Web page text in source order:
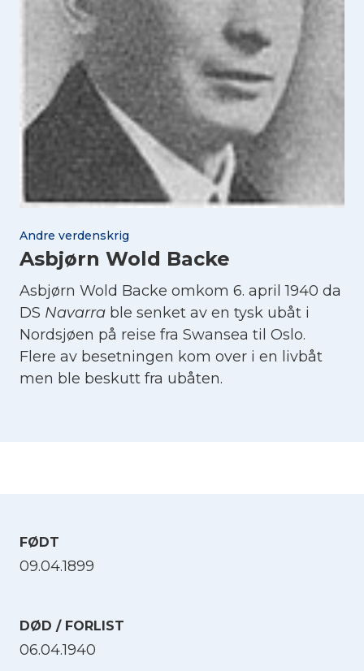
Andre verdenskrig
Asbjørn Wold Backe
Asbjørn Wold Backe omkom 6. april 1940 da
DS Navarra ble senket av en tysk ubåt i
Nordsjøen på reise fra Swansea til Oslo.
Flere av besetningen kom over i en livbåt
men ble beskutt fra ubåten.
FØDT
09.04.1899
DØD / FORLIST
06.04.1940